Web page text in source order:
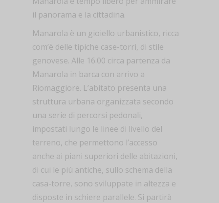
il panorama e la cittadina.
Manarola è un gioiello urbanistico, ricca
com’è delle tipiche case-torri, di stile
genovese. Alle 16.00 circa partenza da
Manarola in barca con arrivo a
Riomaggiore. L’abitato presenta una
struttura urbana organizzata secondo
una serie di percorsi pedonali,
impostati lungo le linee di livello del
terreno, che permettono l’accesso
anche ai piani superiori delle abitazioni,
di cui le più antiche, sullo schema della
casa-torre, sono sviluppate in altezza e
disposte in schiere parallele. Si partirà